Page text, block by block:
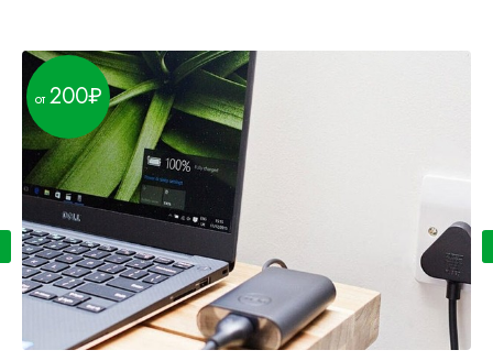
200